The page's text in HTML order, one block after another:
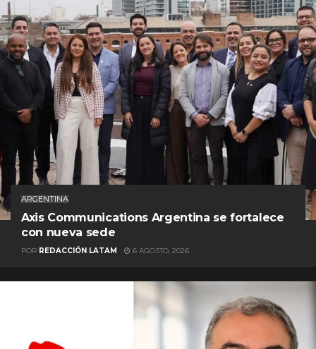
ARGENTINA
Axis Communications Argentina se fortalece
con nueva sede
POR REDACCIÓN LATAM 6 AGOSTO, 2026